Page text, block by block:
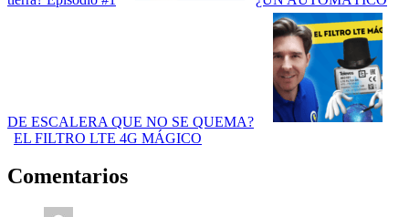
DE ESCALERA QUE NO SE QUEMA?
EL FILTRO LTE 4G MÁGICO
Comentarios